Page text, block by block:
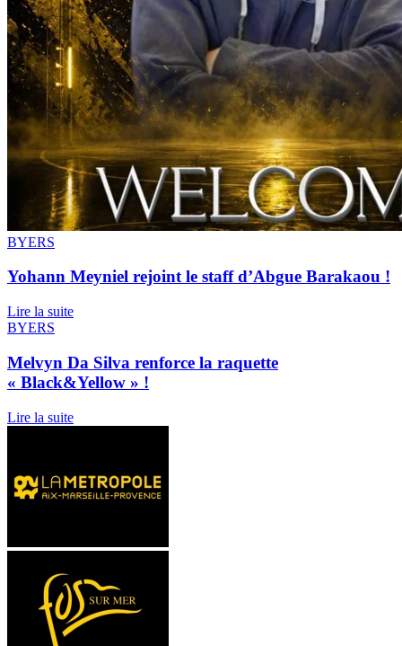
BYERS
Yohann Meyniel rejoint le staff d’Abgue Barakaou !
Lire la suite
BYERS
Melvyn Da Silva renforce la raquette
« Black&Yellow » !
Lire la suite